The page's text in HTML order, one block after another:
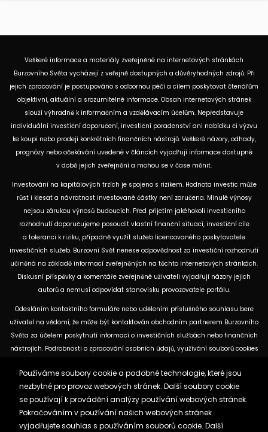
Veškeré informace a materiály zveřejněné na internetových stránkách
Burzovního Světa vycházejí z veřejně dostupných a důvěryhodných zdrojů. Při
jejich zpracování je postupováno s odbornou péčí a cílem poskytovat čtenářům
objektivní, aktuální a srozumitelné informace. Obsah internetových stránek
slouží výhradně k informačním a vzdělávacím účelům. Nepředstavuje
individuální investiční doporučení, investiční poradenství ani nabídku či výzvu
ke koupi nebo prodeji konkrétních finančních nástrojů. Veškeré názory, odhady,
prognózy nebo očekávání uvedené v článcích vyjadřují informace dostupné
v době jejich zveřejnění a mohou se v čase měnit.
Investování na kapitálových trzích je spojeno s rizikem. Hodnota investic může
růst i klesat a návratnost investované částky není zaručena. Minulé výnosy
nejsou zárukou výnosů budoucích. Před přijetím jakéhokoli investičního
rozhodnutí doporučujeme posoudit vlastní finanční situaci, investiční cíle
a toleranci k riziku, případně využít služeb licencovaného poskytovatele
investičních služeb. Burzovní Svět nenese odpovědnost za investiční rozhodnutí
učiněná na základě informací zveřejněných na těchto internetových stránkách.
Diskusní příspěvky a komentáře zveřejněné uživateli vyjadřují názory jejich
autorů a nemusí odpovídat stanovisku provozovatele portálu.
Odesláním kontaktního formuláře nebo udělením příslušného souhlasu bere
uživatel na vědomí, že může být kontaktován obchodním partnerem Burzovního
Světa za účelem poskytnutí informací o investičních službách nebo finančních
nástrojích. Podrobnosti o zpracování osobních údajů, využívání souborů cookies
dostupných na těchto internetových stránkách. U jednotlivých článků mohou
být uvedeny informace o použitých zdrojích, datu původní analýzy nebo datu,
ke kterému se vztahují uvedené tržní údaje.
Používáme soubory cookie a podobné technologie, které jsou
nezbytné pro provoz webových stránek. Další soubory cookie
se používají k provádění analýzy používání webových stránek.
Pokračováním v používání našich webových stránek
vyjadřujete souhlas s používáním souborů cookie. Další